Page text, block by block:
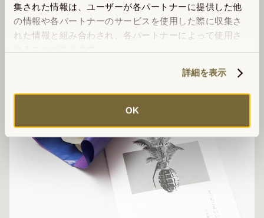
集された情報は、ユーザーが各パートナーに提供した他
の情報や各パートナーのサービスを使用した際に収集さ
れた情報と組み合わされ、各パートナーによって使用さ
詳細を表示
OK